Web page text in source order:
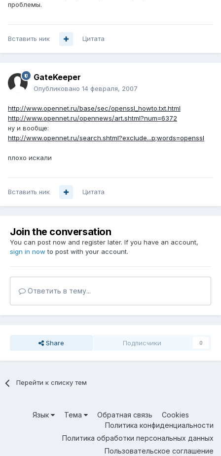
проблемы.
Вставить ник Цитата
GateKeeper
Опубликовано 14 февраля, 2007
http://www.opennet.ru/base/sec/openssl_howto.txt.html
http://www.opennet.ru/opennews/art.shtml?num=6372
ну и вообще:
http://www.opennet.ru/search.shtml?exclude...p;words=openssl
плохо искали
Вставить ник Цитата
Join the conversation
You can post now and register later. If you have an account,
sign in now to post with your account.
Ответить в тему...
Share Подписчики 0
Перейти к списку тем
Язык Тема Обратная связь
Cookies
Политика конфиденциальности
Политика обработки персональных данных
Пользовательское соглашение